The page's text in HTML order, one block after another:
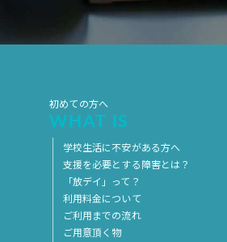
2017年5月
初めての方へ
WHAT IS
学校生活に不安がある方へ
支援を必要とする障害とは？
「放デイ」って？
利用料金について
ご利用までの流れ
ご用意頂く物